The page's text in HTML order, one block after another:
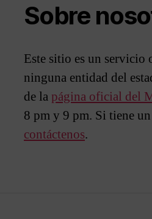
Sobre
Este sitio es un servicio
ninguna entidad del
de la página oficial del
8 pm y 9 pm. Si tiene
contáctenos.